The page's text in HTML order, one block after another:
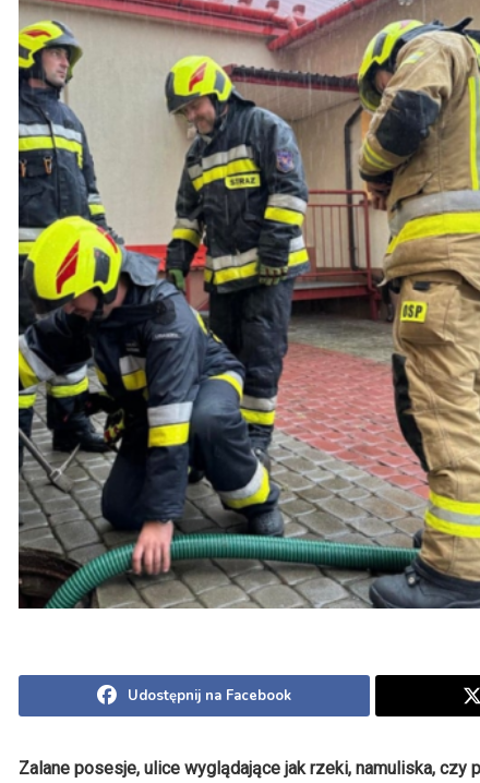
Udostępnij na Facebook
Zalane posesje, ulice wyglądające jak rzeki, namuliska,